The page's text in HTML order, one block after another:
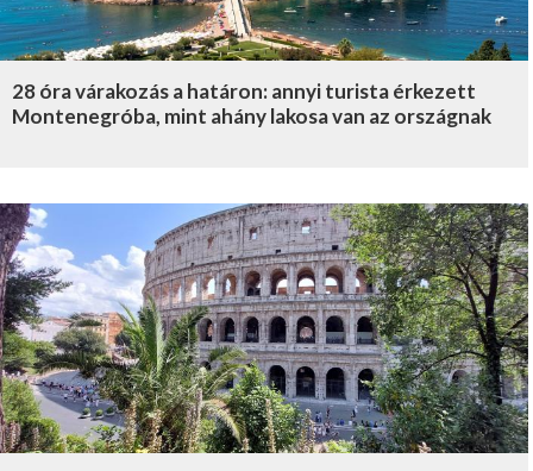
28 óra várakozás a határon: annyi turista érkezett
Montenegróba, mint ahány lakosa van az országnak